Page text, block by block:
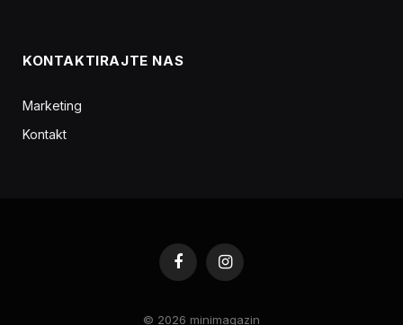
KONTAKTIRAJTE NAS
Marketing
Kontakt
FacebookInstagram
© 2026 minimagazin